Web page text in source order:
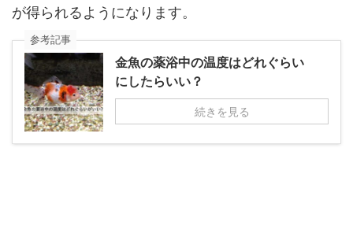
が得られるようになります。
参考記事
金魚の薬浴中の温度はどれぐらい
にしたらいい？
続きを見る